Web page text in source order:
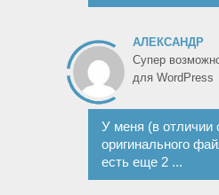
АЛЕКСАНДР
Супер
для WordPress
У меня (в отличии
оригинального
есть еще 2 ...